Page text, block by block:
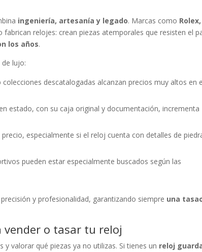
ingeniería, artesanía y legado. Marcas como Rolex,
fabrican relojes: crean piezas atemporales que resisten el
los años.
lujo:
descatalogadas alcanzan precios muy altos en
estado, con su caja original y documentación, incrementa
especialmente si el reloj cuenta con detalles de
pueden estar especialmente buscados según las
y profesionalidad, garantizando siempre una
o tasar tu reloj
valorar qué piezas ya no utilizas. Si tienes un reloj